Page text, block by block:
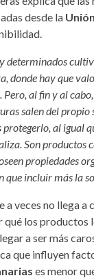
desde la
determinados
donde hay que
Pero, al fin y al
salen del propio
protegerlo, al igual
Son productos
propiedades
que incluir más la
a veces no llega a
qué los productos
a ser más
que influyen
es menor